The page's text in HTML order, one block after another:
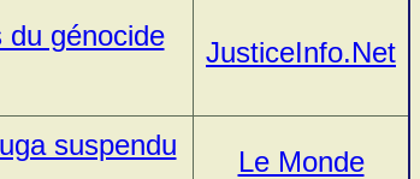
du génocide
JusticeInfo.Net
suspendu
Le Monde